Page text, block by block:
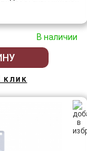
В наличии
клик